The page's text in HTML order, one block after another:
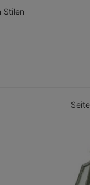
Stilen
Seite